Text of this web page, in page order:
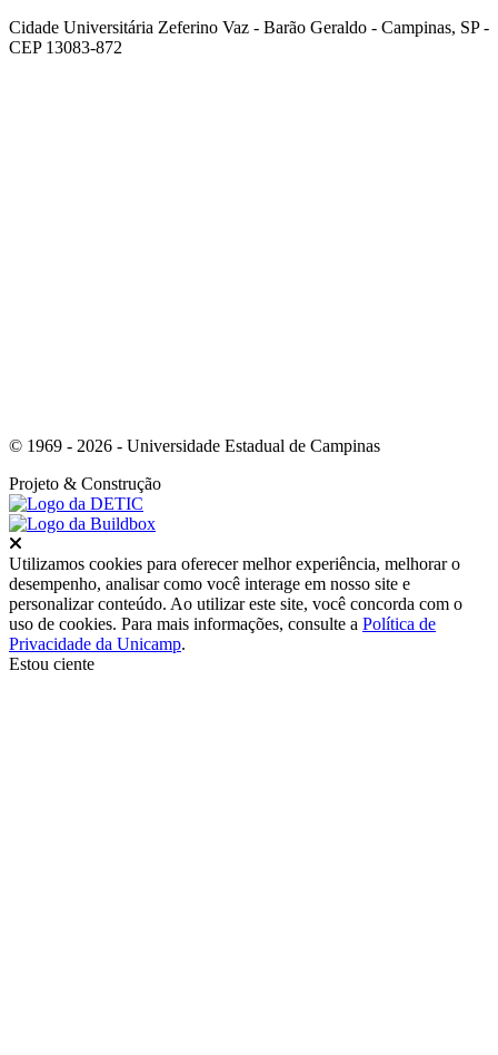
Cidade Universitária Zeferino Vaz - Barão Geraldo - Campinas, SP -
CEP 13083-872
© 1969 - 2026 - Universidade Estadual de Campinas
Projeto & Construção
Utilizamos cookies para oferecer melhor experiência, melhorar o
desempenho, analisar como você interage em nosso site e
personalizar conteúdo. Ao utilizar este site, você concorda com o
uso de cookies. Para mais informações, consulte a Política de
Privacidade da Unicamp.
Estou ciente